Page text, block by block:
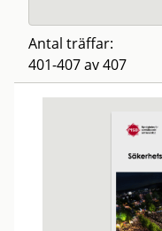
Antal träffar:
401-407 av 407